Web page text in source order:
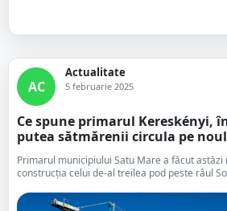
AC
Actualitate
5 februarie 2025
Ce spune primarul Kereskényi,
putea sătmărenii circula pe
Primarul municipiului Satu Mare a făcut
construcția celui de-al treilea pod peste râul